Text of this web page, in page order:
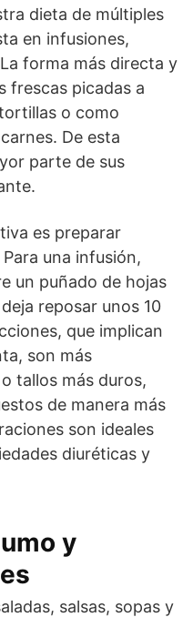
dieta de múltiples
en infusiones,
forma más directa y
frescas picadas a
o como
De esta
parte de sus
es preparar
una infusión,
un puñado de hojas
reposar unos 10
que implican
son más
tallos más duros,
de manera más
son ideales
diuréticas y
y
salsas, sopas y